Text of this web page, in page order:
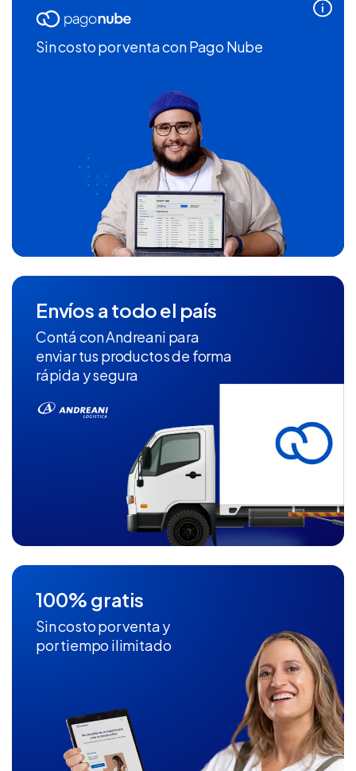
Sin costo por ventacon Pago Nube
Envíos a todo el país
Contá con Andreani para
enviar tus productos de forma
rápida y segura
100% gratis
Sin costo por venta y
por tiempo ilimitado